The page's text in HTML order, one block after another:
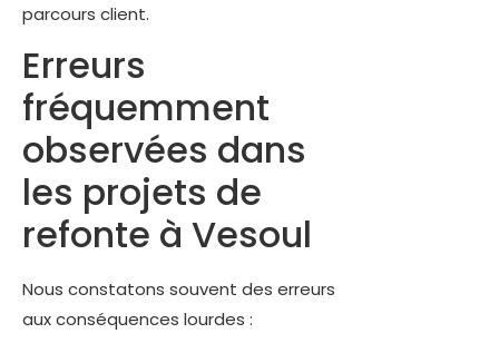
parcours client.
Erreurs
fréquemment
observées dans
les projets de
refonte à Vesoul
Nous constatons souvent des erreurs
aux conséquences lourdes :